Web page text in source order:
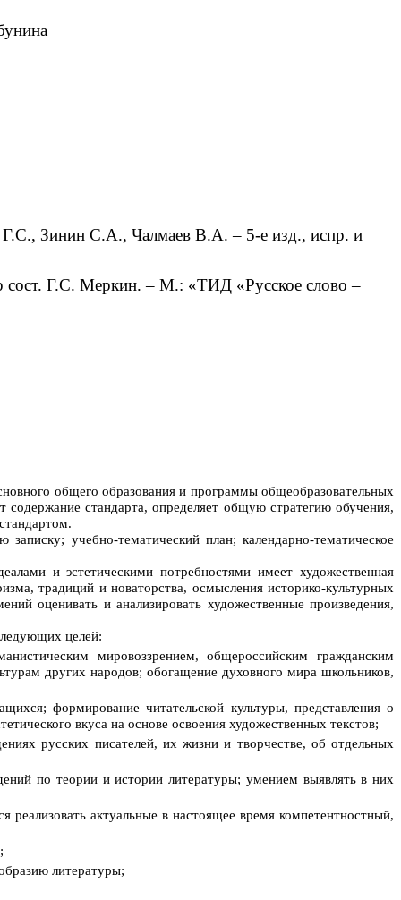
Г.С., Зинин С.А., Чалмаев В.А. – 5-е изд., испр. и
сост. Г.С. Меркин. – М.: «ТИД «Русское слово –
общего образования и программы общеобразовательных
стандарта, определяет общую стратегию обучения,
учебно-тематический план; календарно-тематическое
и эстетическими потребностями имеет художественная
традиций и новаторства, осмысления историко-культурных
оценивать и анализировать художественные произведения,
целей:
мировоззрением, общероссийским гражданским
других народов; обогащение духовного мира школьников,
формирование читательской культуры, представления о
вкуса на основе освоения художественных текстов;
русских писателей, их жизни и творчестве, об отдельных
по теории и истории литературы; умением выявлять в них
реализовать актуальные в настоящее время компетентностный,
литературы;